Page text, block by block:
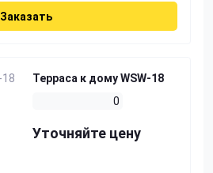
Заказать
Терраса к дому WSW-18
0
Уточняйте цену